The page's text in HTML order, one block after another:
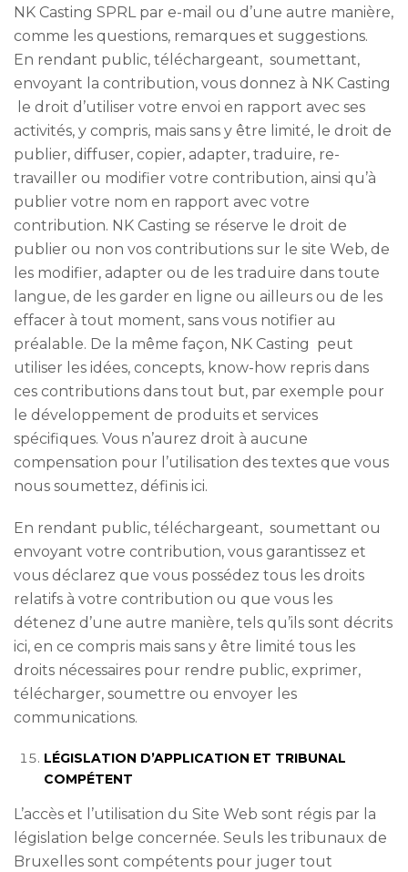
NK Casting SPRL par e-mail ou d’une autre manière,
comme les questions, remarques et suggestions.
En rendant public, téléchargeant, soumettant,
envoyant la contribution, vous donnez à NK Casting
le droit d’utiliser votre envoi en rapport avec ses
activités, y compris, mais sans y être limité, le droit de
publier, diffuser, copier, adapter, traduire, re-
travailler ou modifier votre contribution, ainsi qu’à
publier votre nom en rapport avec votre
contribution. NK Casting se réserve le droit de
publier ou non vos contributions sur le site Web, de
les modifier, adapter ou de les traduire dans toute
langue, de les garder en ligne ou ailleurs ou de les
effacer à tout moment, sans vous notifier au
préalable. De la même façon, NK Casting peut
utiliser les idées, concepts, know-how repris dans
ces contributions dans tout but, par exemple pour
le développement de produits et services
spécifiques. Vous n’aurez droit à aucune
compensation pour l’utilisation des textes que vous
nous soumettez, définis ici.
En rendant public, téléchargeant, soumettant ou
envoyant votre contribution, vous garantissez et
vous déclarez que vous possédez tous les droits
relatifs à votre contribution ou que vous les
détenez d’une autre manière, tels qu’ils sont décrits
ici, en ce compris mais sans y être limité tous les
droits nécessaires pour rendre public, exprimer,
télécharger, soumettre ou envoyer les
communications.
LÉGISLATION D’APPLICATION ET TRIBUNAL
COMPÉTENT
L’accès et l’utilisation du Site Web sont régis par la
législation belge concernée. Seuls les tribunaux de
Bruxelles sont compétents pour juger tout